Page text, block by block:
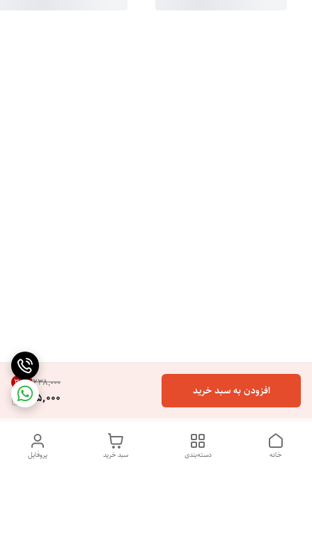
۲۳۸٬۰۰۰ 30%
165,000 افزودن به سبد خرید
پروفایل سبد خرید دسته‌بندی خانه